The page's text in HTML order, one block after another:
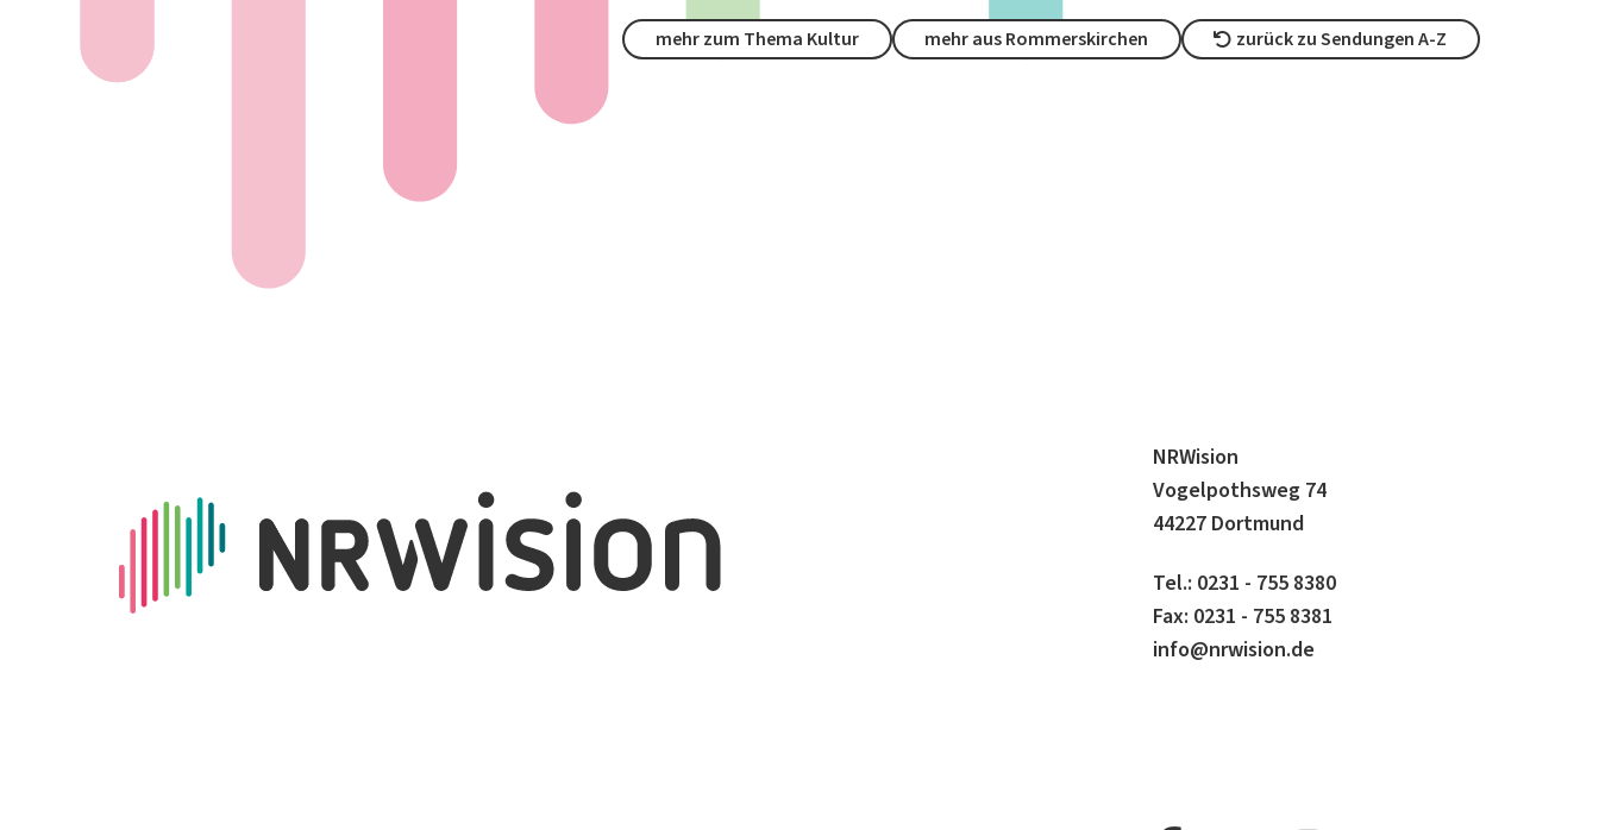
mehr zum Thema Kultur mehr aus Rommerskirchen zurück zu Sendungen A-Z
NRWision
Vogelpothsweg 74
44227 Dortmund
Tel.: 0231 - 755 8380
Fax: 0231 - 755 8381
info@nrwision.de